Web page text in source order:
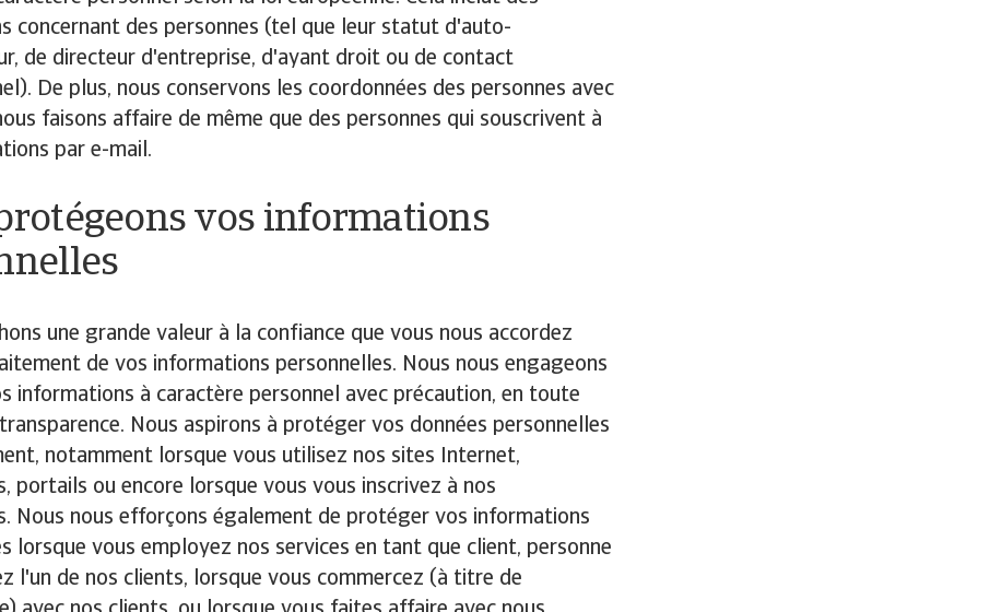
concernant des personnes (tel que leur statut d'auto-
de directeur d'entreprise, d'ayant droit ou de contact
De plus, nous conservons les coordonnées des personnes avec
faisons affaire de même que des personnes qui souscrivent à
par e-mail.
vos informations
une grande valeur à la confiance que vous nous accordez
de vos informations personnelles. Nous nous engageons
informations à caractère personnel avec précaution, en toute
Nous aspirons à protéger vos données personnelles
notamment lorsque vous utilisez nos sites Internet,
portails ou encore lorsque vous vous inscrivez à nos
Nous nous efforçons également de protéger vos informations
lorsque vous employez nos services en tant que client, personne
l'un de nos clients, lorsque vous commercez (à titre de